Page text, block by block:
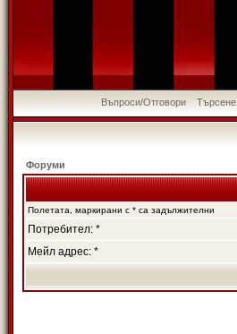
Въпроси/Отговори Търсене
Форуми
Полетата, маркирани с * са задължителни
Потребител: *
Мейл адрес: *